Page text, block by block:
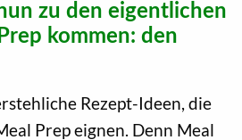
zu den eigentlichen
kommen: den
Rezept-Ideen, die
Prep eignen. Denn Meal